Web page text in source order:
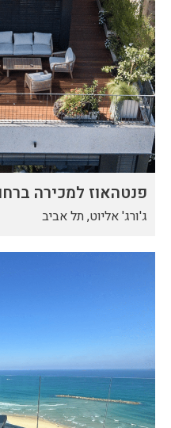
פנטהאוז למכירה
ג'ורג' אליוט, תל אביב